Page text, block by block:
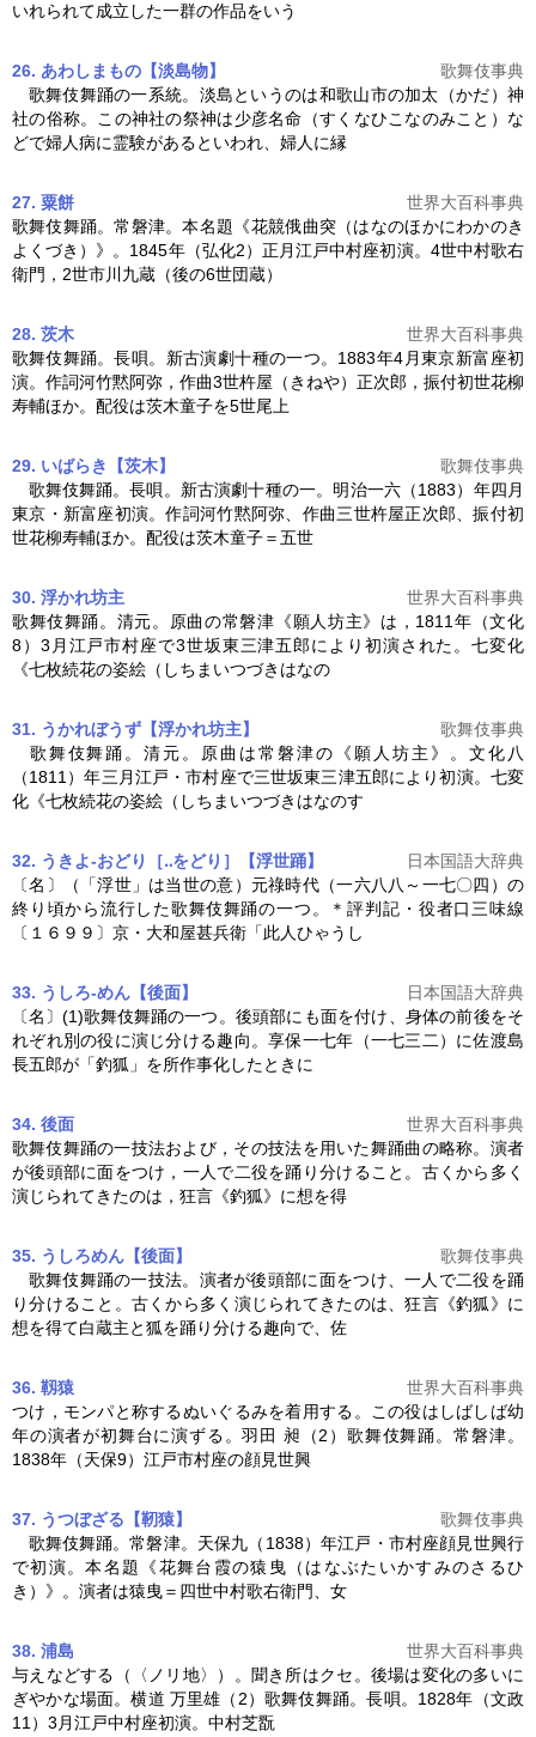
いれられて成立した一群の作品をいう
26. あわしまもの【淡島物】
歌舞伎事典
歌舞伎舞踊の一系統。淡島というのは和歌山市の加太（かだ）神
社の俗称。この神社の祭神は少彦名命（すくなひこなのみこと）な
どで婦人病に霊験があるといわれ、婦人に縁
27. 粟餅
世界大百科事典
歌舞伎舞踊。常磐津。本名題《花競俄曲突（はなのほかにわかのき
よくづき）》。1845年（弘化2）正月江戸中村座初演。4世中村歌右
衛門，2世市川九蔵（後の6世団蔵）
28. 茨木
世界大百科事典
歌舞伎舞踊。長唄。新古演劇十種の一つ。1883年4月東京新富座初
演。作詞河竹黙阿弥，作曲3世杵屋（きねや）正次郎，振付初世花柳
寿輔ほか。配役は茨木童子を5世尾上
29. いばらき【茨木】
歌舞伎事典
歌舞伎舞踊。長唄。新古演劇十種の一。明治一六（1883）年四月
東京・新富座初演。作詞河竹黙阿弥、作曲三世杵屋正次郎、振付初
世花柳寿輔ほか。配役は茨木童子＝五世
30. 浮かれ坊主
世界大百科事典
歌舞伎舞踊。清元。原曲の常磐津《願人坊主》は，1811年（文化
8）3月江戸市村座で3世坂東三津五郎により初演された。七変化
《七枚続花の姿絵（しちまいつづきはなの
31. うかれぼうず【浮かれ坊主】
歌舞伎事典
歌舞伎舞踊。清元。原曲は常磐津の《願人坊主》。文化八
（1811）年三月江戸・市村座で三世坂東三津五郎により初演。七変
化《七枚続花の姿絵（しちまいつづきはなのす
32. うきよ‐おどり［‥をどり］【浮世踊】
日本国語大辞典
〔名〕（「浮世」は当世の意）元祿時代（一六八八～一七〇四）の
終り頃から流行した歌舞伎舞踊の一つ。＊評判記・役者口三味線
〔１６９９〕京・大和屋甚兵衛「此人ひゃうし
33. うしろ‐めん【後面】
日本国語大辞典
〔名〕(1)歌舞伎舞踊の一つ。後頭部にも面を付け、身体の前後をそ
れぞれ別の役に演じ分ける趣向。享保一七年（一七三二）に佐渡島
長五郎が「釣狐」を所作事化したときに
34. 後面
世界大百科事典
歌舞伎舞踊の一技法および，その技法を用いた舞踊曲の略称。演者
が後頭部に面をつけ，一人で二役を踊り分けること。古くから多く
演じられてきたのは，狂言《釣狐》に想を得
35. うしろめん【後面】
歌舞伎事典
歌舞伎舞踊の一技法。演者が後頭部に面をつけ、一人で二役を踊
り分けること。古くから多く演じられてきたのは、狂言《釣狐》に
想を得て白蔵主と狐を踊り分ける趣向で、佐
36. 靱猿
世界大百科事典
つけ，モンパと称するぬいぐるみを着用する。この役はしばしば幼
年の演者が初舞台に演ずる。羽田 昶（2） 歌舞伎舞踊。常磐津。
1838年（天保9）江戸市村座の顔見世興
37. うつぼざる【靭猿】
歌舞伎事典
歌舞伎舞踊。常磐津。天保九（1838）年江戸・市村座顔見世興行
で初演。本名題《花舞台霞の猿曳（はなぶたいかすみのさるひ
き）》。演者は猿曳＝四世中村歌右衛門、女
38. 浦島
世界大百科事典
与えなどする（〈ノリ地〉）。聞き所はクセ。後場は変化の多いに
ぎやかな場面。横道 万里雄（2） 歌舞伎舞踊。長唄。1828年（文政
11）3月江戸中村座初演。中村芝翫